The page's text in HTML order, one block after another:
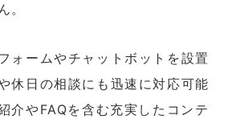
。
ォームやチャットボットを設置
休日の相談にも迅速に対応可能
介やFAQを含む充実したコンテ